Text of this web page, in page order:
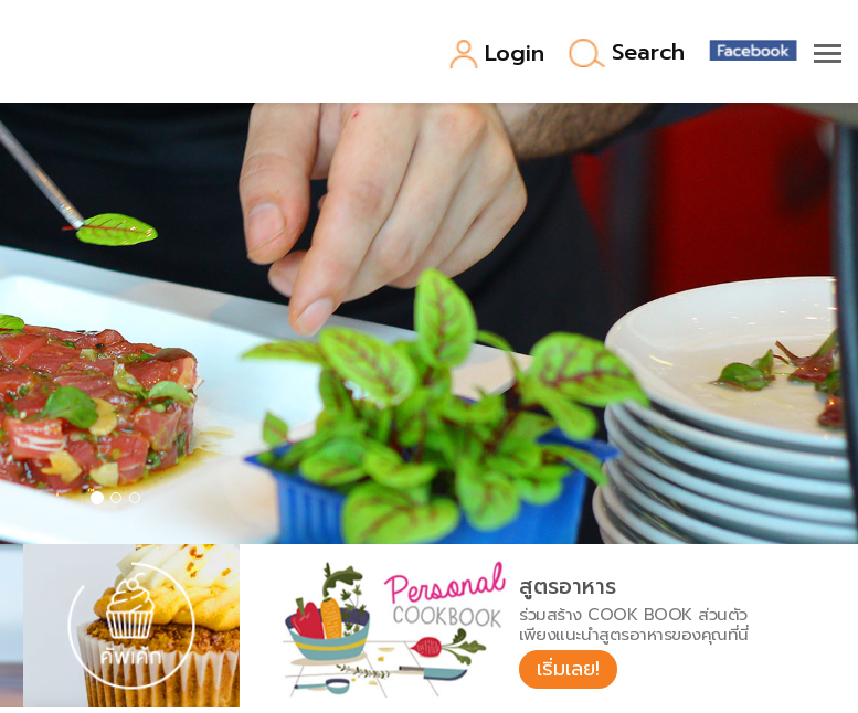
Login Search
สูตรอาหาร
ร่วมสร้าง COOK BOOK ส่วนตัว
เพียงแนะนำสูตรอาหารของคุณที่นี่
เริ่มเลย!